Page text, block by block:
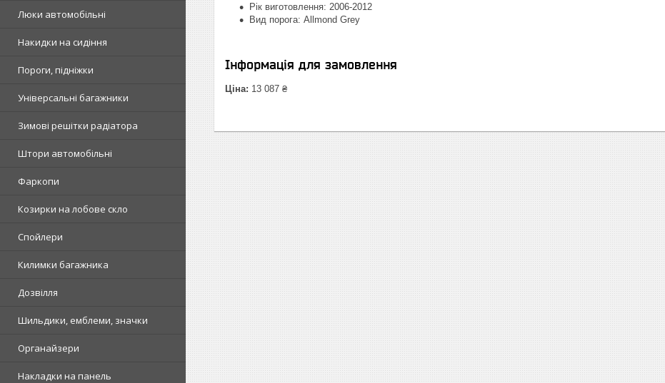
Люки автомобільні
Накидки на сидіння
Пороги, підніжки
Універсальні багажники
Зимові решітки радіатора
Штори автомобільні
Фаркопи
Козирки на лобове скло
Спойлери
Килимки багажника
Дозвілля
Шильдики, емблеми, значки
Органайзери
Накладки на панель
Рік виготовлення: 2006-2012
Вид порога: Allmond Grey
Інформація для замовлення
Ціна: 13 087 ₴